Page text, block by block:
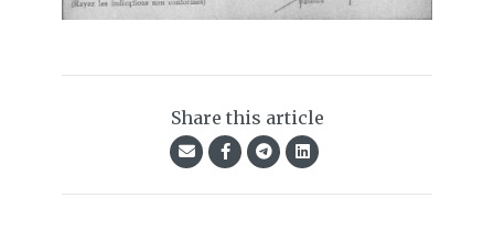
Share this article